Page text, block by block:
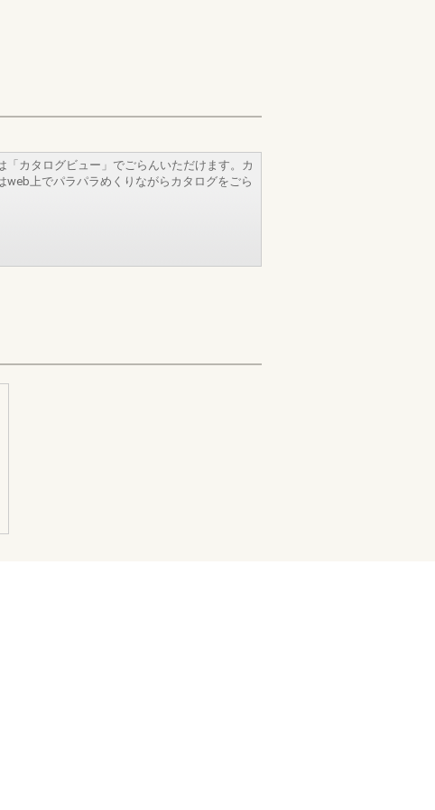
「カタログビュー」でごらんいただけます。カ
web上でパラパラめくりながらカタログをごら